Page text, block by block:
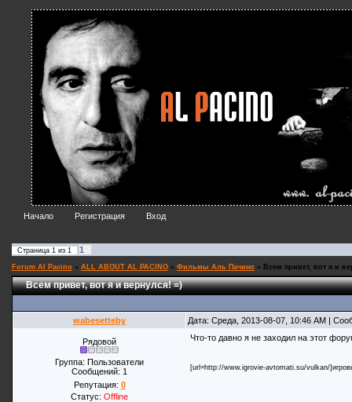
Начало Регистрация Вход
Страница 1 из 1 1
Forum Al Pacino » ALL ABOUT AL PACINO » Фильмы Аль Пачино » Всем привет, вот я и
Всем привет, вот я и вернулся! =)
wabesetteby Дата: Среда, 2013-08-07, 10:46 AM |
Рядовой
Группа: Пользователи
Сообщений: 1
Репутация: 0
Статус: Offline
Что-то давно я не заходил на этот
[url=http://www.igrovie-avtomati.su/vulkan/